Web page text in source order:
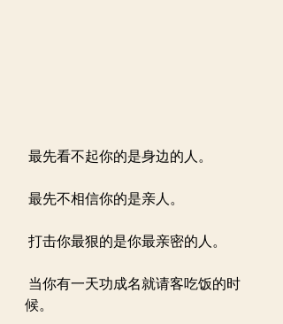
最先看不起你的是身边的人。
最先不相信你的是亲人。
打击你最狠的是你最亲密的人。
候。